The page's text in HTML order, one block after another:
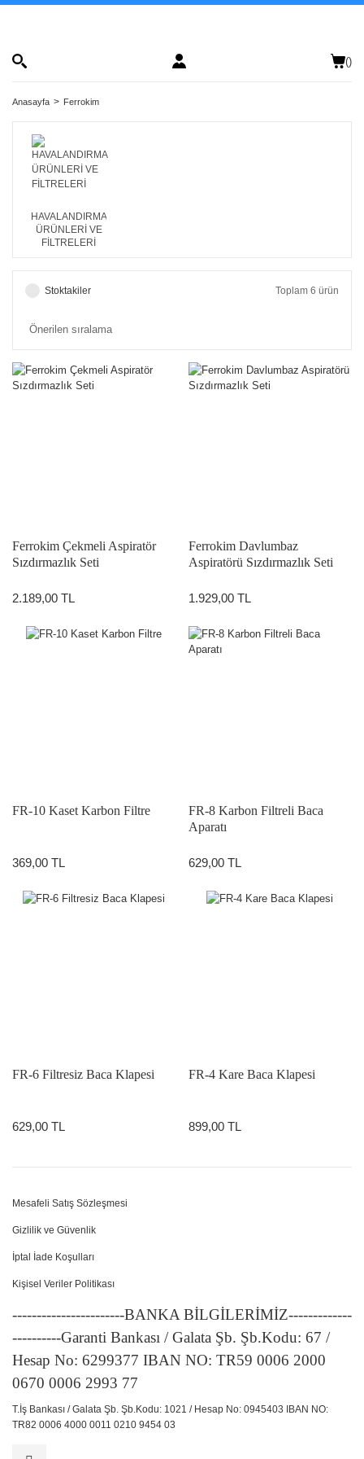
()
Anasayfa Ferrokim
HAVALANDIRMA
ÜRÜNLERİ VE
FİLTRELERİ
Stoktakiler Toplam 6 ürün
Ferrokim Çekmeli Aspiratör
Sızdırmazlık Seti
2.189,00 TL
Ferrokim Davlumbaz
Aspiratörü Sızdırmazlık Seti
1.929,00 TL
FR-10 Kaset Karbon Filtre
369,00 TL
FR-8 Karbon Filtreli Baca
Aparatı
629,00 TL
FR-6 Filtresiz Baca Klapesi
629,00 TL
FR-4 Kare Baca Klapesi
899,00 TL
Mesafeli Satış Sözleşmesi
Gizlilik ve Güvenlik
İptal İade Koşulları
Kişisel Veriler Politikası
-----------------------BANKA BİLGİLERİMİZ-------------
----------Garanti Bankası / Galata Şb. Şb.Kodu: 67 /
Hesap No: 6299377 IBAN NO: TR59 0006 2000
0670 0006 2993 77
T.İş Bankası / Galata Şb. Şb.Kodu: 1021 / Hesap No: 0945403 IBAN NO:
TR82 0006 4000 0011 0210 9454 03